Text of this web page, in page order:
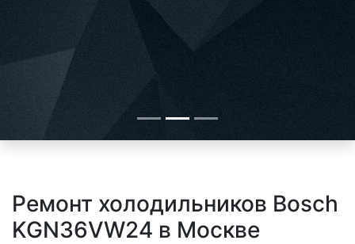
Ремонт холодильников Bosch
KGN36VW24 в Москве